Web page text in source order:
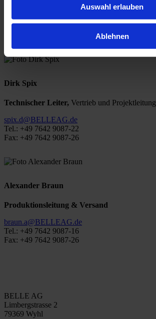
Auswahl erlauben
Ablehnen
hiss.a@BELLEAG.de
Tel.: +49 7642 9087-18
Dirk Spix
Technischer Leiter, Vertrieb und Projektleitung
spix.d@BELLEAG.de
Tel.: +49 7642 9087-22
Fax: +49 7642 9087-26
Alexander Braun
Produktionsleitung & Versand
braun.a@BELLEAG.de
Tel.: +49 7642 9087-16
Fax: +49 7642 9087-26
BELLE AG
Limbergstrasse 2
79369 Wyhl